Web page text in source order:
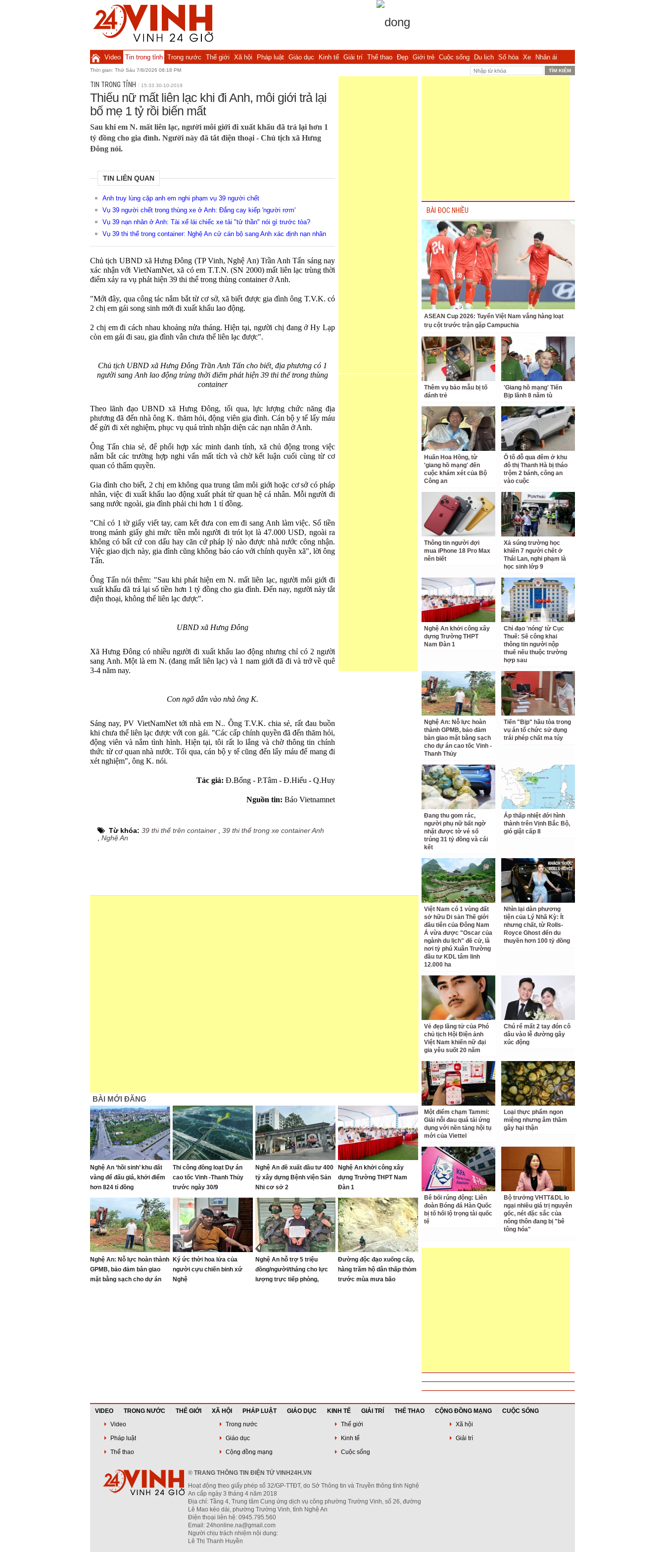
Video Tin trong tỉnh Trong nước Thế giới Xã hội Pháp luật Giáo dục Kinh tế Giải trí Thể thao Đẹp Giới trẻ Cuộc sống Du lịch Số hóa Xe Nhân ái
Thời gian: Thứ Sáu 7/8/2026 08:19 PM
TIN TRONG TỈNH 15:33 30-10-2019
Thiếu nữ mất liên lạc khi đi Anh, môi giới trả lại
bố mẹ 1 tỷ rồi biến mất
Sau khi em N. mất liên lạc, người môi giới đi xuất khẩu đã trả lại hơn 1
tỷ đồng cho gia đình. Người này đã tắt điện thoại - Chủ tịch xã Hưng
Đông nói.
TIN LIÊN QUAN
Anh truy lùng cặp anh em nghi phạm vụ 39 người chết
Vụ 39 người chết trong thùng xe ở Anh: Đắng cay kiếp 'người rơm'
Vụ 39 nạn nhân ở Anh: Tài xế lái chiếc xe tải "tử thần" nói gì trước tòa?
Vụ 39 thi thể trong container: Nghệ An cử cán bộ sang Anh xác định nạn nhân
Chủ tịch UBND xã Hưng Đông (TP Vinh, Nghệ An) Trần Anh Tấn sáng nay
xác nhận với VietNamNet, xã có em T.T.N. (SN 2000) mất liên lạc trùng thời
điểm xảy ra vụ phát hiện 39 thi thể trong thùng container ở Anh.
"Mới đây, qua công tác nắm bắt từ cơ sở, xã biết được gia đình ông T.V.K. có
2 chị em gái song sinh mới đi xuất khẩu lao động.
2 chị em đi cách nhau khoảng nửa tháng. Hiện tại, người chị đang ở Hy Lạp
còn em gái đi sau, gia đình vẫn chưa thể liên lạc được".
Chủ tịch UBND xã Hưng Đông Trần Anh Tấn cho biết, địa phương có 1
người sang Anh lao động trùng thời điểm phát hiện 39 thi thể trong thùng
container
Theo lãnh đạo UBND xã Hưng Đông, tối qua, lực lượng chức năng địa
phương đã đến nhà ông K. thăm hỏi, động viên gia đình. Cán bộ y tế lấy máu
để gửi đi xét nghiệm, phục vụ quá trình nhận diện các nạn nhân ở Anh.
Ông Tấn chia sẻ, để phối hợp xác minh danh tính, xã chủ động trong việc
nắm bắt các trường hợp nghi vấn mất tích và chờ kết luận cuối cùng từ cơ
quan có thẩm quyền.
Gia đình cho biết, 2 chị em không qua trung tâm môi giới hoặc cơ sở có pháp
nhân, việc đi xuất khẩu lao động xuất phát từ quan hệ cá nhân. Mỗi người đi
sang nước ngoài, gia đình phải chi hơn 1 tỉ đồng.
"Chỉ có 1 tờ giấy viết tay, cam kết đưa con em đi sang Anh làm việc. Số tiền
trong mảnh giấy ghi mức tiền mỗi người đi trót lọt là 47.000 USD, ngoài ra
không có bất cứ con dấu hay căn cứ pháp lý nào được nhà nước công nhận.
Việc giao dịch này, gia đình cũng không báo cáo với chính quyền xã", lời ông
Tấn.
Ông Tấn nói thêm: "Sau khi phát hiện em N. mất liên lạc, người môi giới đi
xuất khẩu đã trả lại số tiền hơn 1 tỷ đồng cho gia đình. Đến nay, người này tắt
điện thoại, không thể liên lạc được".
UBND xã Hưng Đông
Xã Hưng Đông có nhiều người đi xuất khẩu lao động nhưng chỉ có 2 người
sang Anh. Một là em N. (đang mất liên lạc) và 1 nam giới đã đi và trở về quê
3-4 năm nay.
Con ngõ dẫn vào nhà ông K.
Sáng nay, PV VietNamNet tới nhà em N.. Ông T.V.K. chia sẻ, rất đau buồn
khi chưa thể liên lạc được với con gái. "Các cấp chính quyền đã đến thăm hỏi,
động viên và nắm tình hình. Hiện tại, tôi rất lo lắng và chờ thông tin chính
thức từ cơ quan nhà nước. Tối qua, cán bộ y tế cũng đến lấy máu để mang đi
xét nghiệm", ông K. nói.
Tác giả: Đ.Bổng - P.Tâm - Đ.Hiếu - Q.Huy
Nguồn tin: Báo Vietnamnet
Từ khóa: 39 thi thể trên container
39 thi thể trong xe container Anh
Nghệ An
BÀI MỚI ĐĂNG
Nghệ An ‘hồi sinh’ khu đất
vàng để đấu giá, khởi điểm
hơn 824 tỉ đồng
Thi công đồng loạt Dự án
cao tốc Vinh -Thanh Thủy
trước ngày 30/9
Nghệ An đề xuất đầu tư 400
tỷ xây dựng Bệnh viện Sản
Nhi cơ sở 2
Nghệ An khởi công xây
dựng Trường THPT Nam
Đàn 1
Nghệ An: Nỗ lực hoàn thành
GPMB, bảo đảm bàn giao
mặt bằng sạch cho dự án
Ký ức thời hoa lửa của
người cựu chiến binh xứ
Nghệ
Nghệ An hỗ trợ 5 triệu
đồng/người/tháng cho lực
lượng trực tiếp phòng,
Đường độc đạo xuống cấp,
hàng trăm hộ dân thấp thỏm
trước mùa mưa bão
BÀI ĐỌC NHIỀU
ASEAN Cup 2026: Tuyển Việt Nam vắng hàng loạt
trụ cột trước trận gặp Campuchia
Thêm vụ bảo mẫu bị tố
đánh trẻ
'Giang hồ mạng' Tiến
Bịp lãnh 8 năm tù
Huấn Hoa Hồng, từ
'giang hồ mạng' đến
cuộc khám xét của Bộ
Công an
Ô tô đỗ qua đêm ở khu
đô thị Thanh Hà bị tháo
trộm 2 bánh, công an
vào cuộc
Thông tin người đợi
mua iPhone 18 Pro Max
nên biết
Xả súng trường học
khiến 7 người chết ở
Thái Lan, nghi phạm là
học sinh lớp 9
Nghệ An khởi công xây
dựng Trường THPT
Nam Đàn 1
Chỉ đạo 'nóng' từ Cục
Thuế: Sẽ công khai
thông tin người nộp
thuế nếu thuộc trường
hợp sau
Nghệ An: Nỗ lực hoàn
thành GPMB, bảo đảm
bàn giao mặt bằng sạch
cho dự án cao tốc Vinh -
Thanh Thủy
Tiến "Bịp" hầu tòa trong
vụ án tổ chức sử dụng
trái phép chất ma túy
Đang thu gom rác,
người phụ nữ bất ngờ
nhặt được tờ vé số
trúng 31 tỷ đồng và cái
kết
Áp thấp nhiệt đới hình
thành trên Vịnh Bắc Bộ,
gió giật cấp 8
Việt Nam có 1 vùng đất
sở hữu Di sản Thế giới
đầu tiên của Đông Nam
Á vừa được "Oscar của
ngành du lịch" đề cử, là
nơi tỷ phú Xuân Trường
đầu tư KDL tâm linh
12.000 ha
Nhìn lại dàn phương
tiện của Lý Nhã Kỳ: Ít
nhưng chất, từ Rolls-
Royce Ghost đến du
thuyền hơn 100 tỷ đồng
Vẻ đẹp lãng tử của Phó
chủ tịch Hội Điện ảnh
Việt Nam khiến nữ đại
gia yêu suốt 20 năm
Chú rể mất 2 tay đón cô
dâu vào lễ đường gây
xúc động
Một điểm chạm Tammi:
Giải nỗi đau quá tải ứng
dụng với nền tảng hội tụ
mới của Viettel
Loại thực phẩm ngon
miệng nhưng âm thầm
gây hại thận
Bê bối rúng động: Liên
đoàn Bóng đá Hàn Quốc
bị tố hối lộ trọng tài quốc
tế
Bộ trưởng VHTT&DL lo
ngại nhiều giá trị nguyên
gốc, nét đặc sắc của
nông thôn đang bị "bê
tông hóa"
VIDEO TRONG NƯỚC THẾ GIỚI XÃ HỘI PHÁP LUẬT GIÁO DỤC KINH TẾ GIẢI TRÍ THỂ THAO CỘNG ĐỒNG MẠNG
CUỘC SỐNG
Video
Trong nước Thế giới
Xã hội
Pháp luật
Giáo dục Kinh tế
Giải trí
Thể thao
Cộng đồng mạng Cuộc sống
® TRANG THÔNG TIN ĐIỆN TỬ VINH24H.VN
Hoạt động theo giấy phép số 32/GP-TTĐT, do Sở Thông tin và Truyền thông tỉnh Nghệ
An cấp ngày 3 tháng 4 năm 2018
Địa chỉ: Tầng 4, Trung tâm Cung ứng dịch vụ công phường Trường Vinh, số 26, đường
Lê Mao kéo dài, phường Trường Vinh, tỉnh Nghệ An
Điện thoại liên hệ: 0945.795.560
Email: 24honline.na@gmail.com
Người chịu trách nhiệm nội dung:
Lê Thị Thanh Huyền